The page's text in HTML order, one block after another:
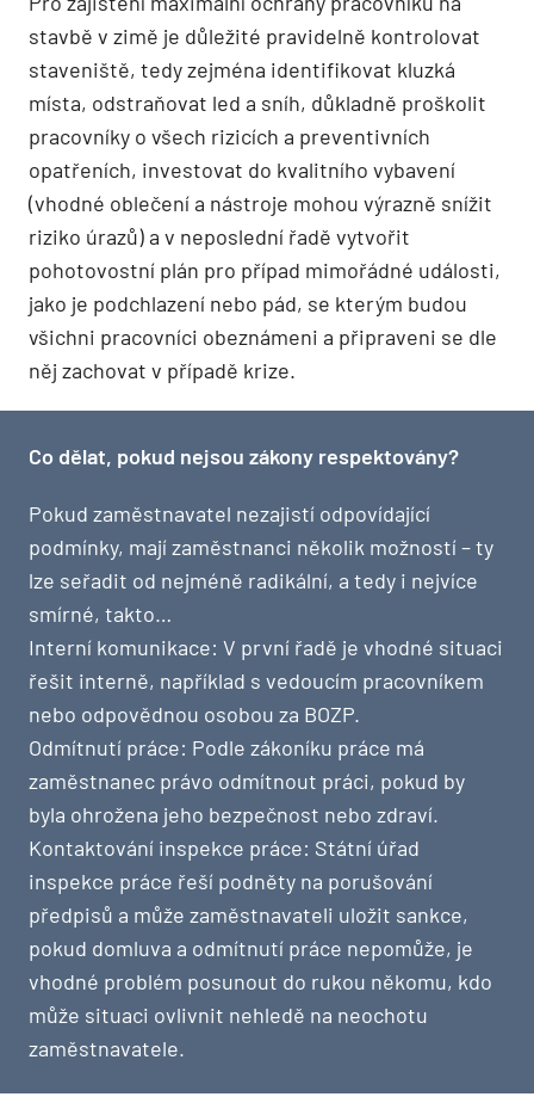
stavbě v zimě je důležité pravidelně kontrolovat
staveniště, tedy zejména identifikovat kluzká
místa, odstraňovat led a sníh, důkladně proškolit
pracovníky o všech rizicích a preventivních
opatřeních, investovat do kvalitního vybavení
(vhodné oblečení a nástroje mohou výrazně snížit
riziko úrazů) a v neposlední řadě vytvořit
pohotovostní plán pro případ mimořádné události,
jako je podchlazení nebo pád, se kterým budou
všichni pracovníci obeznámeni a připraveni se dle
něj zachovat v případě krize.
Co dělat, pokud nejsou zákony respektovány?
Pokud zaměstnavatel nezajistí odpovídající
podmínky, mají zaměstnanci několik možností – ty
lze seřadit od nejméně radikální, a tedy i nejvíce
smírné, takto…
Interní komunikace: V první řadě je vhodné situaci
řešit interně, například s vedoucím pracovníkem
nebo odpovědnou osobou za BOZP.
Odmítnutí práce: Podle zákoníku práce má
zaměstnanec právo odmítnout práci, pokud by
byla ohrožena jeho bezpečnost nebo zdraví.
Kontaktování inspekce práce: Státní úřad
inspekce práce řeší podněty na porušování
předpisů a může zaměstnavateli uložit sankce,
pokud domluva a odmítnutí práce nepomůže, je
vhodné problém posunout do rukou někomu, kdo
může situaci ovlivnit nehledě na neochotu
zaměstnavatele.